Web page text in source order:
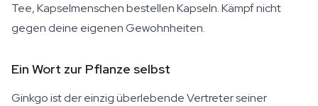
Tee, Kapselmenschen bestellen Kapseln. Kämpf nicht
gegen deine eigenen Gewohnheiten.
Ein Wort zur Pflanze selbst
Ginkgo ist der einzig überlebende Vertreter seiner